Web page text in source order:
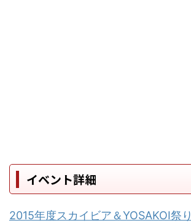
イベント詳細
2015年度スカイビア＆YOSAKOI祭り